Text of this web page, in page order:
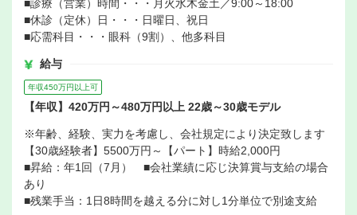
■診療（営業）時間・・・月火水木金土／9:00～18:00
■休診（定休）日・・・日曜日、祝日
■応需科目・・・眼科（9割）、他多科目
給与
年収450万円以上可
【年収】420万円～480万円以上 22歳～30歳モデル
※年齢、経験、実力を考慮し、会社規定により決定致します
【30歳経験者】5500万円～【パート】時給2,000円
■昇給：年1回（7月） ■会社業績に応じ決算賞与支給の場合
あり
■残業手当：1日8時間を越える分に対し1分単位で別途支給